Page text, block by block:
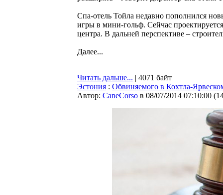
Спа-отель Тойла недавно пополнился
игры в мини-гольф. Сейчас
центра. В дальней перспективе –
Далее...
Читать дальше... | 4071 байт
Эстония : Обвиняемого в Кохтла-
Автор: CaneCorso в 08/07/2014 07:10:00 (